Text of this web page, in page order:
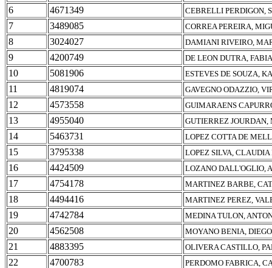
6 4671349 CEBRELLI PERDIGON,
7 3489085 CORREA PEREIRA,
8 3024027 DAMIANI RIVEIRO,
9 4200749 DE LEON DUTRA,
10 5081906 ESTEVES DE SOUZA,
11 4819074 GAVEGNO ODAZZIO,
12 4573558 GUIMARAENS
13 4955040 GUTIERREZ
14 5463731 LOPEZ COTTA DE
15 3795338 LOPEZ SILVA, CLAUDIA
16 4424509 LOZANO DALL'OGLIO,
17 4754178 MARTINEZ BARBE,
18 4494416 MARTINEZ PEREZ,
19 4742784 MEDINA TULON,
20 4562508 MOYANO BENIA,
21 4883395 OLIVERA CASTILLO,
22 4700783 PERDOMO FABRICA,